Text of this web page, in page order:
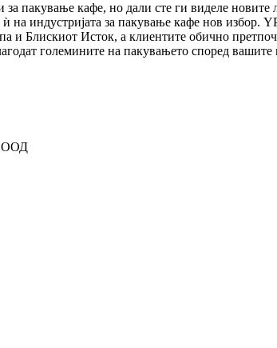
за пакување кафе, но дали сте ги виделе
ѝ на индустријата за пакување кафе нов
Блискиот Исток, а клиентите обично
големините на пакувањето според
ООД